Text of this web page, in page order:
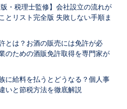
版・税理士監修】会社設立の流れが
とリスト完全版 失敗しない手順ま
とは？お酒の販売には免許が必
のための酒販免許取得を専門家が
に給料を払うとどうなる？個人事
いと節税方法を徹底解説